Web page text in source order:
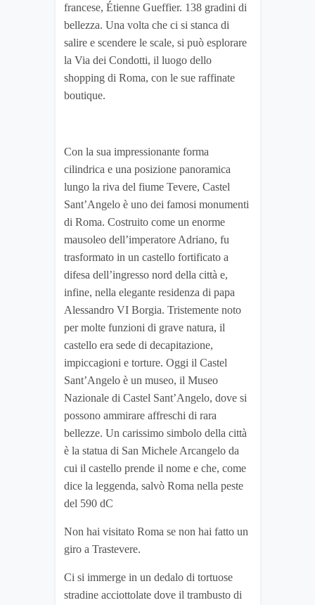
francese, Étienne Gueffier. 138 gradini di
bellezza. Una volta che ci si stanca di
salire e scendere le scale, si può esplorare
la Via dei Condotti, il luogo dello
shopping di Roma, con le sue raffinate
boutique.
Con la sua impressionante forma
cilindrica e una posizione panoramica
lungo la riva del fiume Tevere, Castel
Sant’Angelo è uno dei famosi monumenti
di Roma. Costruito come un enorme
mausoleo dell’imperatore Adriano, fu
trasformato in un castello fortificato a
difesa dell’ingresso nord della città e,
infine, nella elegante residenza di papa
Alessandro VI Borgia. Tristemente noto
per molte funzioni di grave natura, il
castello era sede di decapitazione,
impiccagioni e torture. Oggi il Castel
Sant’Angelo è un museo, il Museo
Nazionale di Castel Sant’Angelo, dove si
possono ammirare affreschi di rara
bellezze. Un carissimo simbolo della città
è la statua di San Michele Arcangelo da
cui il castello prende il nome e che, come
dice la leggenda, salvò Roma nella peste
del 590 dC
Non hai visitato Roma se non hai fatto un
giro a Trastevere.
Ci si immerge in un dedalo di tortuose
stradine acciottolate dove il trambusto di